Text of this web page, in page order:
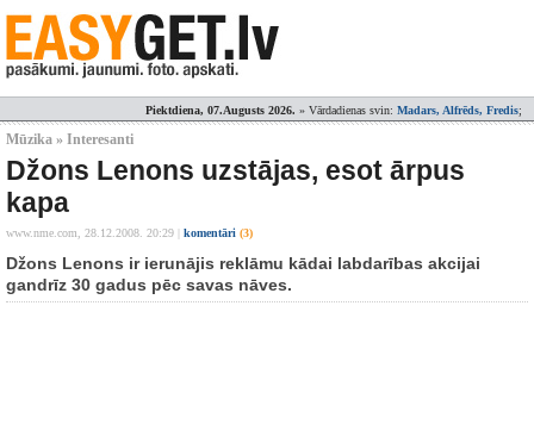
Piektdiena, 07.Augusts 2026. » Vārdadienas svin: Madars, Alfrēds, Fredis;
Mūzika » Interesanti
Džons Lenons uzstājas, esot ārpus
kapa
www.nme.com, 28.12.2008. 20:29 komentāri (3)
Džons Lenons ir ierunājis reklāmu kādai labdarības akcijai
gandrīz 30 gadus pēc savas nāves.